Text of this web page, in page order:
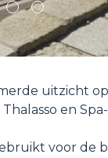
4 5
uitzicht
en
voor de